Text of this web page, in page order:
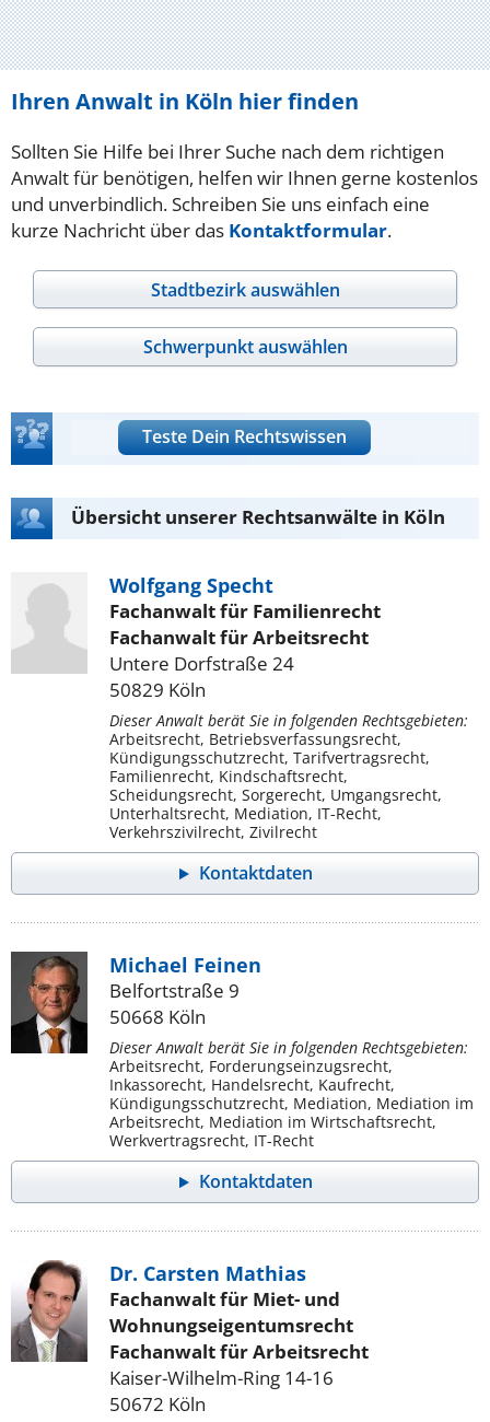
Ihren Anwalt in Köln hier finden
Sollten Sie Hilfe bei Ihrer Suche nach dem richtigen
Anwalt für benötigen, helfen wir Ihnen gerne kostenlos
und unverbindlich. Schreiben Sie uns einfach eine
kurze Nachricht über das Kontaktformular.
Stadtbezirk auswählen
Schwerpunkt auswählen
Teste Dein Rechtswissen
Übersicht unserer Rechtsanwälte in Köln
Wolfgang Specht
Fachanwalt für Familienrecht
Fachanwalt für Arbeitsrecht
Untere Dorfstraße 24
50829 Köln
Dieser Anwalt berät Sie in folgenden Rechtsgebieten:
Arbeitsrecht, Betriebsverfassungsrecht,
Kündigungsschutzrecht, Tarifvertragsrecht,
Familienrecht, Kindschaftsrecht,
Scheidungsrecht, Sorgerecht, Umgangsrecht,
Unterhaltsrecht, Mediation, IT-Recht,
Verkehrszivilrecht, Zivilrecht
Kontaktdaten
Michael Feinen
Belfortstraße 9
50668 Köln
Dieser Anwalt berät Sie in folgenden Rechtsgebieten:
Arbeitsrecht, Forderungseinzugsrecht,
Inkassorecht, Handelsrecht, Kaufrecht,
Kündigungsschutzrecht, Mediation, Mediation im
Arbeitsrecht, Mediation im Wirtschaftsrecht,
Werkvertragsrecht, IT-Recht
Kontaktdaten
Dr. Carsten Mathias
Fachanwalt für Miet- und
Wohnungseigentumsrecht
Fachanwalt für Arbeitsrecht
Kaiser-Wilhelm-Ring 14-16
50672 Köln